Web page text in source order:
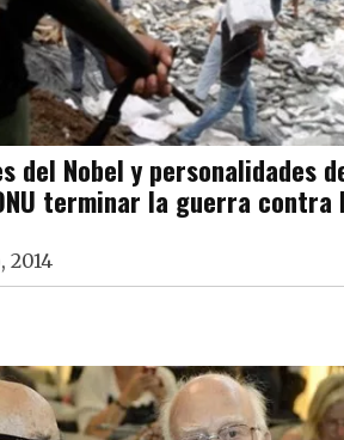
del Nobel y personalidades
terminar la guerra contra
2014